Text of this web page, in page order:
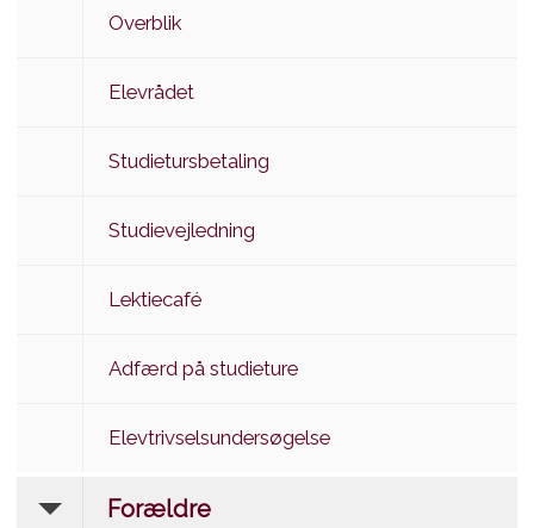
Overblik
Elevrådet
Studietursbetaling
Studievejledning
Lektiecafé
Adfærd på studieture
Elevtrivselsundersøgelse
Forældre